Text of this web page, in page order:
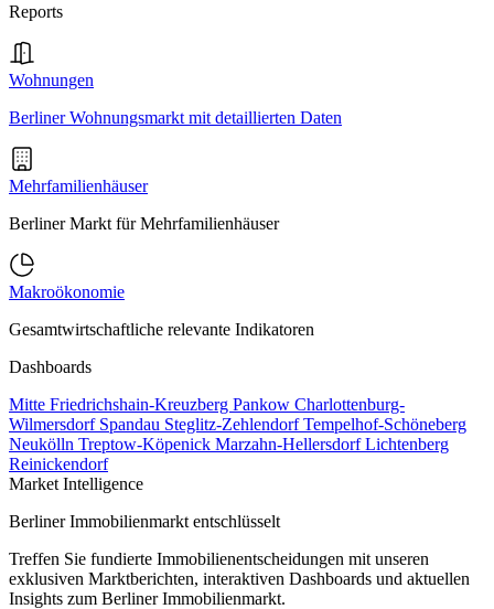
Reports
Wohnungen
Berliner Wohnungsmarkt mit detaillierten Daten
Mehrfamilienhäuser
Berliner Markt für Mehrfamilienhäuser
Makroökonomie
Gesamtwirtschaftliche relevante Indikatoren
Dashboards
Mitte Friedrichshain-Kreuzberg Pankow Charlottenburg-
Wilmersdorf Spandau Steglitz-ZehlendorfTempelhof-Schöneberg
Neukölln Treptow-Köpenick Marzahn-HellersdorfLichtenberg
Reinickendorf
Market Intelligence
Berliner Immobilienmarkt entschlüsselt
Treffen Sie fundierte Immobilienentscheidungen mit unseren
exklusiven Marktberichten, interaktiven Dashboards und aktuellen
Insights zum Berliner Immobilienmarkt.